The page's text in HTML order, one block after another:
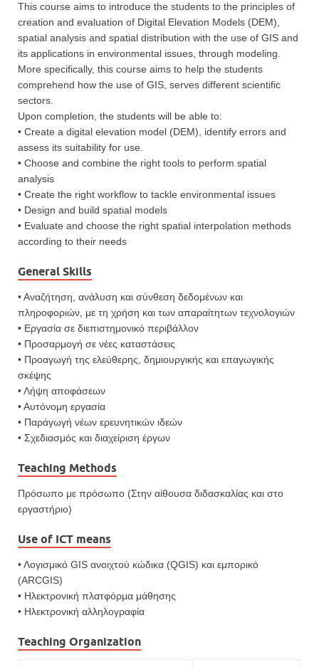
This course aims to introduce the students to the principles of
creation and evaluation of Digital Elevation Models (DEM),
spatial analysis and spatial distribution with the use of GIS and
its applications in environmental issues, through modeling.
More specifically, this course aims to help the students
comprehend how the use of GIS, serves different scientific
sectors.
Upon completion, the students will be able to:
• Create a digital elevation model (DEM), identify errors and
assess its suitability for use.
• Choose and combine the right tools to perform spatial
analysis
• Create the right workflow to tackle environmental issues
• Design and build spatial models
• Evaluate and choose the right spatial interpolation methods
according to their needs
General Skills
• Αναζήτηση, ανάλυση και σύνθεση δεδομένων και
πληροφοριών, με τη χρήση και των απαραίτητων τεχνολογιών
• Εργασία σε διεπιστημονικό περιβάλλον
• Προσαρμογή σε νέες καταστάσεις
• Προαγωγή της ελεύθερης, δημιουργικής και επαγωγικής
σκέψης
• Λήψη αποφάσεων
• Αυτόνομη εργασία
• Παράγωγή νέων ερευνητικών ιδεών
• Σχεδιασμός και διαχείριση έργων
Teaching Methods
Πρόσωπο με πρόσωπο (Στην αίθουσα διδασκαλίας και στο
εργαστήριο)
Use of ICT means
• Λογισμικό GIS ανοιχτού κώδικα (QGIS) και εμπορικό
(ARCGIS)
• Ηλεκτρονική πλατφόρμα μάθησης
• Ηλεκτρονική αλληλογραφία
Teaching Organization